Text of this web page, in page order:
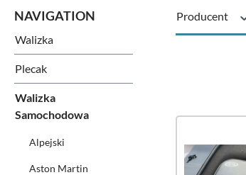
Walizka
Plecak
Walizka
Samochodowa
Alpejski
Aston Martin
Producent